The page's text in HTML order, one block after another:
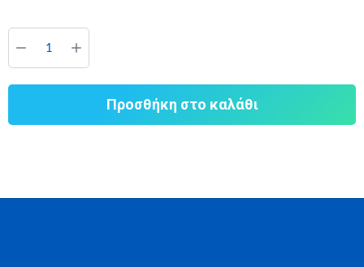
Προσθήκη στο καλάθι